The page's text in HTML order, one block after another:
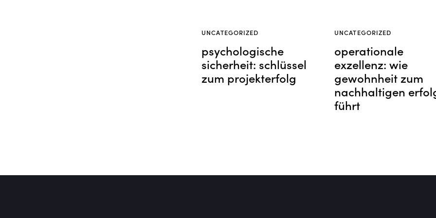
UNCATEGORIZED
psychologische
sicherheit: schlüssel
zum projekterfolg
UNCATEGORIZED
operationale
exzellenz: wie
gewohnheit zum
nachhaltigen
führt